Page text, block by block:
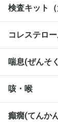
検査キット
コレステロ
喘息(ぜんそ
咳・喉
癲癇(てんか